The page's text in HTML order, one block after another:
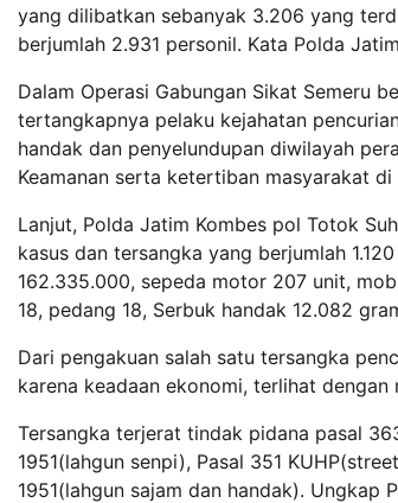
yang dilibatkan sebanyak 3.206 yang
berjumlah 2.931 personil. Kata Polda
Dalam Operasi Gabungan Sikat Semeru
tertangkapnya pelaku kejahatan
handak dan penyelundupan diwilayah
Keamanan serta ketertiban masyarakat
Lanjut, Polda Jatim Kombes pol Totok
kasus dan tersangka yang berjumlah
162.335.000, sepeda motor 207 unit,
18, pedang 18, Serbuk handak 12.082
Dari pengakuan salah satu tersangka
karena keadaan ekonomi, terlihat dengan
Tersangka terjerat tindak pidana pasal
1951(lahgun senpi), Pasal 351
1951(lahgun sajam dan handak). Ungkap